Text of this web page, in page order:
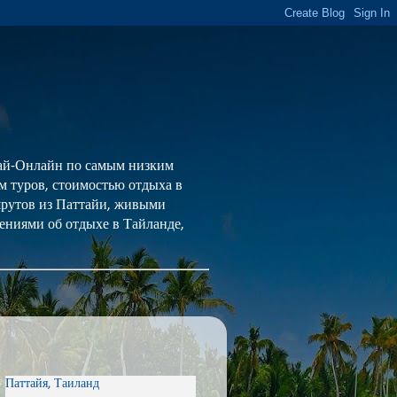
Онлайн по самым низким
туров, стоимостью отдыха в
из Паттайи, живыми
об отдыхе в Тайланде,
Паттайя, Таиланд